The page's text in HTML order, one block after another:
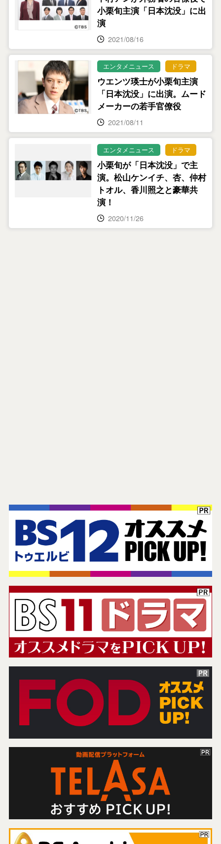
小栗旬主演「日本沈没」に出
演
2021/08/16
エンタメニュース ドラマ
ウエンツ瑛士が小栗旬主演
「日本沈没」に出演。ムード
メーカーの若手官僚役
2021/08/11
エンタメニュース ドラマ
小栗旬が「日本沈没」で主
演。松山ケンイチ、杏、仲村
トオル、香川照之と豪華共
演！
2020/11/26